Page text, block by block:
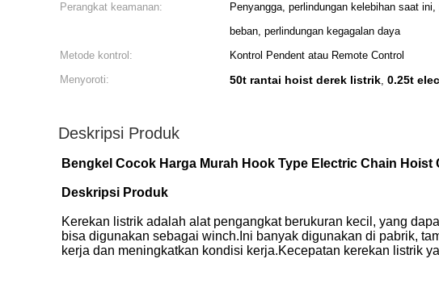
Perangkat keamanan:
Penyangga, perlindungan kelebihan saat
beban, perlindungan kegagalan daya
Metode kontrol: Kontrol Pendent atau Remote Control
Menyoroti:
50t rantai hoist derek listrik, 0.25t
Deskripsi Produk
Bengkel Cocok Harga Murah Hook Type Electric Chain Hoist
Deskripsi Produk
Kerekan listrik adalah alat pengangkat berukuran kecil, yang
bisa digunakan sebagai winch.Ini banyak digunakan di pabrik,
kerja dan meningkatkan kondisi kerja.Kecepatan kerekan listrik